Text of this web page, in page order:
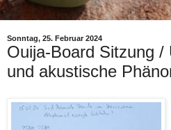
Sonntag, 25. Februar 2024
Ouija-Board Sitzung /
und akustische